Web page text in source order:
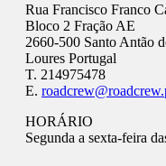
Rua Francisco Franco
Bloco 2 Fração AE
2660-500 Santo Antão
Loures Portugal
T. 214975478
E.
HORÁRIO
Segunda a sexta-feira